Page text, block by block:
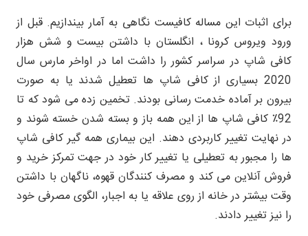
برای اثبات این مساله کافیست نگاهی به آمار بیندازیم. قبل از
ورود ویروس کرونا ، انگلستان با داشتن بیست و شش هزار
کافی شاپ در سراسر کشور را داشت اما در اواخر مارس سال
2020 بسیاری از کافی شاپ ها تعطیل شدند یا به صورت
بیرون بر آماده خدمت رسانی بودند. تخمین زده می شود که تا
92٪ کافی شاپ ها از این همه باز و بسته شدن خسته شوند و
در نهایت تغییر کاربردی دهند. این بیماری همه گیر کافی شاپ
ها را مجبور به تعطیلی یا تغییر کار خود در جهت تمرکز خرید و
فروش آنلاین می کند و مصرف کنندگان قهوه، ناگهان با داشتن
وقت بیشتر در خانه از روی علاقه یا به اجبار، الگوی مصرفی خود
را نیز تغییر دادند.